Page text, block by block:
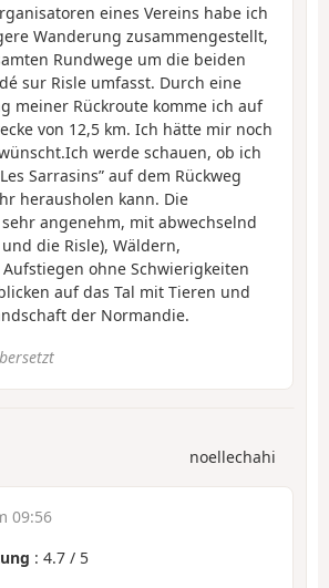
eines Vereins habe ich
Wanderung zusammengestellt,
Rundwege um die beiden
sur Risle umfasst. Durch eine
meiner Rückroute komme ich auf
von 12,5 km. Ich hätte mir noch
werde schauen, ob ich
Sarrasins” auf dem Rückweg
herausholen kann. Die
angenehm, mit abwechselnd
die Risle), Wäldern,
ohne Schwierigkeiten
auf das Tal mit Tieren und
der Normandie.
noellechahi
09:56
: 4.7 / 5